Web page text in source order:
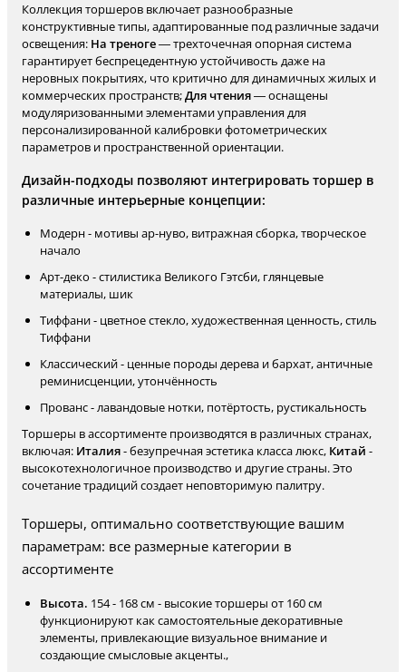
Коллекция торшеров включает разнообразные
конструктивные типы, адаптированные под различные задачи
освещения: На треноге— трехточечная опорная система
гарантирует беспрецедентную устойчивость даже на
неровных покрытиях, что критично для динамичных жилых и
коммерческих пространств;Для чтения— оснащены
модуляризованными элементами управления для
персонализированной калибровки фотометрических
параметров и пространственной ориентации.
Дизайн-подходы позволяют интегрировать торшер в
различные интерьерные концепции:
Модерн - мотивы ар-нуво, витражная сборка, творческое
начало
Арт-деко - стилистика Великого Гэтсби, глянцевые
материалы, шик
Тиффани - цветное стекло, художественная ценность, стиль
Тиффани
Классический - ценные породы дерева и бархат, античные
реминисценции, утончённость
Прованс - лавандовые нотки, потёртость, рустикальность
Торшеры в ассортименте производятся в различных странах,
включая: Италия- безупречная эстетика класса люкс, Китай -
высокотехнологичное производство и другие страны. Это
сочетание традиций создает неповторимую палитру.
Торшеры, оптимально соответствующие вашим
параметрам: все размерные категории в
ассортименте
Высота. 154 - 168 см - высокие торшеры от 160 см
функционируют как самостоятельные декоративные
элементы, привлекающие визуальное внимание и
создающие смысловые акценты.,